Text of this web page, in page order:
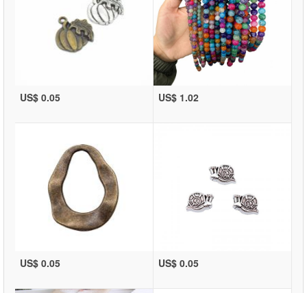
US$ 0.05 US$ 1.02
US$ 0.05 US$ 0.05